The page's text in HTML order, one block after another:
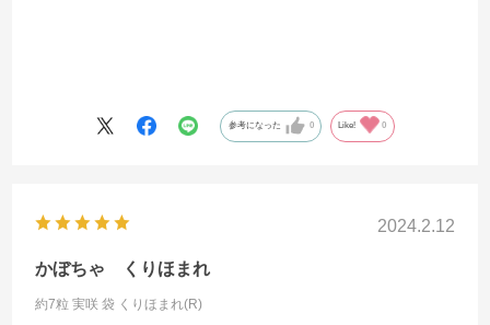
参考になった 0 Like! 0
2024.2.12
かぼちゃ くりほまれ
約7粒 実咲 袋 くりほまれ(R)